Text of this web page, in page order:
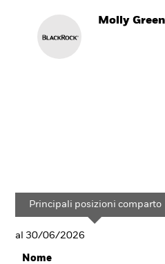
Molly
Principali posizioni comparto
al 30/06/2026
Nome